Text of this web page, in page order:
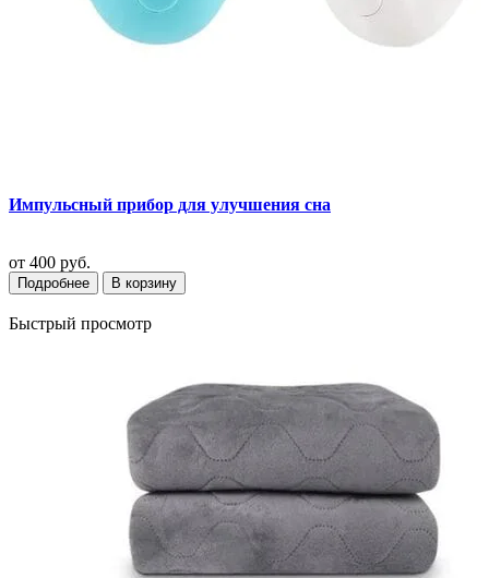
Импульсный прибор для улучшения сна
от 400 руб.
Подробнее В корзину
Быстрый просмотр